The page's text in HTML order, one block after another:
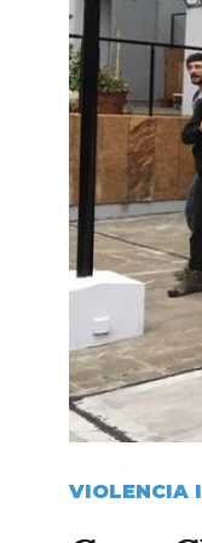
VIOLENCIA